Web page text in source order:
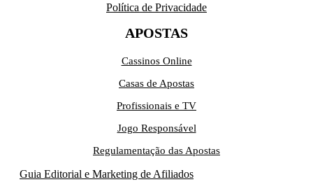
Política de Privacidade
APOSTAS
Cassinos Online
Casas de Apostas
Profissionais e TV
Jogo Responsável
Regulamentação das Apostas
Guia Editorial e Marketing de Afiliados